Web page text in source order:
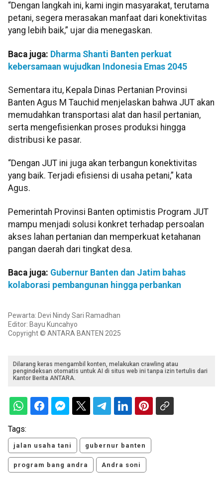
“Dengan langkah ini, kami ingin masyarakat, terutama
petani, segera merasakan manfaat dari konektivitas
yang lebih baik,” ujar dia menegaskan.
Baca juga: Dharma Shanti Banten perkuat
kebersamaan wujudkan Indonesia Emas 2045
Sementara itu, Kepala Dinas Pertanian Provinsi
Banten Agus M Tauchid menjelaskan bahwa JUT akan
memudahkan transportasi alat dan hasil pertanian,
serta mengefisienkan proses produksi hingga
distribusi ke pasar.
“Dengan JUT ini juga akan terbangun konektivitas
yang baik. Terjadi efisiensi di usaha petani,” kata
Agus.
Pemerintah Provinsi Banten optimistis Program JUT
mampu menjadi solusi konkret terhadap persoalan
akses lahan pertanian dan memperkuat ketahanan
pangan daerah dari tingkat desa.
Baca juga: Gubernur Banten dan Jatim bahas
kolaborasi pembangunan hingga perbankan
Pewarta: Devi Nindy Sari Ramadhan
Editor: Bayu Kuncahyo
Copyright © ANTARA BANTEN 2025
Dilarang keras mengambil konten, melakukan crawling atau
pengindeksan otomatis untuk AI di situs web ini tanpa izin tertulis dari
Kantor Berita ANTARA.
Tags:
jalan usaha tani gubernur banten
program bang andra Andra soni